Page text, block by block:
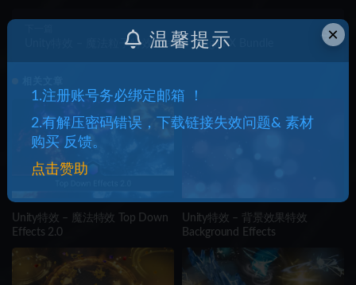
Unity特效 – 魔法粒子特效 Master MagicFX Bundle
Unity特效 – 魔法特效 Top Down
Effects 2.0
Unity特效 – 背景效果特效
Background Effects
×
温馨提示
1.注册账号务必绑定邮箱 ！
2.有解压密码错误，下载链接失效问题& 素材
购买 反馈。
点击赞助